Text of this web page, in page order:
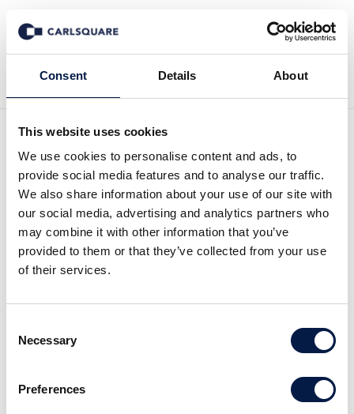
Consent Details About
This website uses cookies
We use cookies to personalise content and ads, to
provide social media features and to analyse our traffic.
We also share information about your use of our site with
our social media, advertising and analytics partners who
may combine it with other information that you’ve
provided to them or that they’ve collected from your use
of their services.
Selection
Necessary
Preferences
Tillbaka till Nyheter
Analys, Kancera: Ansökan
på plats för studie
Analysmaterial 3 maj 2017
Kancera har nyligen skickat in ansökan om att
påbörja en klinisk fas I-studie med fractalkine-
projekts KAND567. Det påvisar att bolaget
stegar i rätt riktning samtidigt som projektet
får stöd i form av kliniska resultat från Japan.